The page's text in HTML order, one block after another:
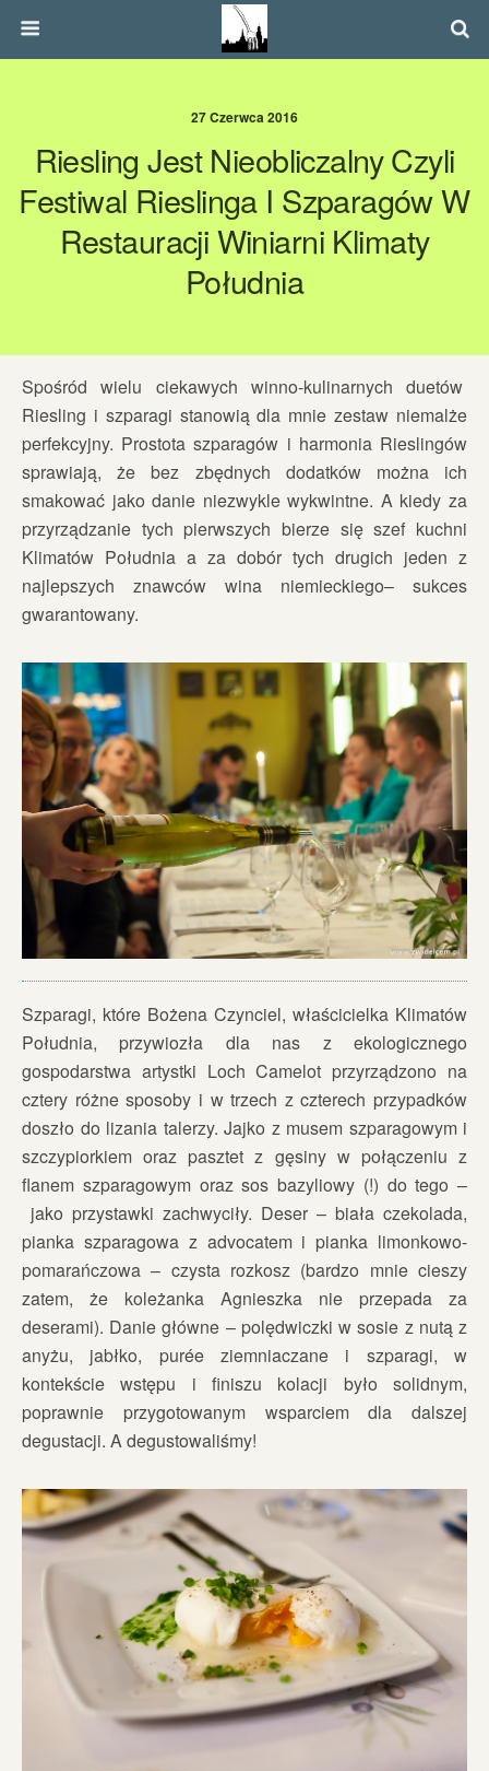
27 Czerwca 2016
Riesling Jest Nieobliczalny Czyli
Festiwal Rieslinga I Szparagów W
Restauracji Winiarni Klimaty
Południa
Spośród wielu ciekawych winno-kulinarnych duetów
Riesling i szparagi stanowią dla mnie zestaw niemalże
perfekcyjny. Prostota szparagów i harmonia Rieslingów
sprawiają, że bez zbędnych dodatków można ich
smakować jako danie niezwykle wykwintne. A kiedy za
przyrządzanie tych pierwszych bierze się szef kuchni
Klimatów Południa a za dobór tych drugich jeden z
najlepszych znawców wina niemieckiego– sukces
gwarantowany.
Szparagi, które Bożena Czynciel, właścicielka Klimatów
Południa, przywiozła dla nas z ekologicznego
gospodarstwa artystki Loch Camelot przyrządzono na
cztery różne sposoby i w trzech z czterech przypadków
doszło do lizania talerzy. Jajko z musem szparagowym i
szczypiorkiem oraz pasztet z gęsiny w połączeniu z
flanem szparagowym oraz sos bazyliowy (!) do tego –
jako przystawki zachwyciły. Deser – biała czekolada,
pianka szparagowa z advocatem i pianka limonkowo-
pomarańczowa – czysta rozkosz (bardzo mnie cieszy
zatem, że koleżanka Agnieszka nie przepada za
deserami). Danie główne – polędwiczki w sosie z nutą z
anyżu, jabłko, purée ziemniaczane i szparagi, w
kontekście wstępu i finiszu kolacji było solidnym,
poprawnie przygotowanym wsparciem dla dalszej
degustacji. A degustowaliśmy!